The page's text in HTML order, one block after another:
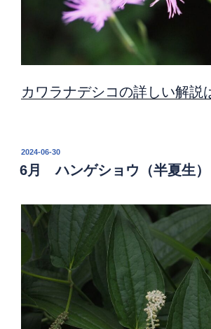
カワラナデシコの詳しい解説
投
稿
日:
2024-06-30
6月 ハンゲショウ（半夏生）